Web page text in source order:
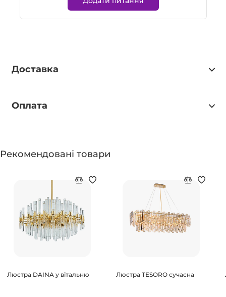
Доставка
Оплата
Рекомендовані товари
Люстра DAINA у вітальню Люстра TESORO сучасна